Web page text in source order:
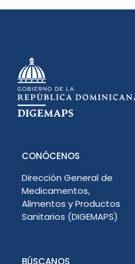
CONÓCENOS
Dirección General de
Medicamentos,
Alimentos y Productos
Sanitarios (DIGEMAPS)
BÚSCANOS